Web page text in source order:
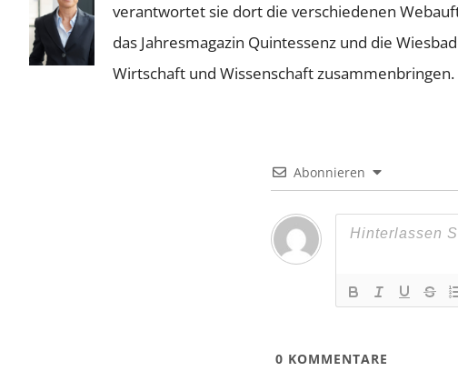
verantwortet sie dort die verschiedenen
das Jahresmagazin Quintessenz und die
Wirtschaft und Wissenschaft zusammenbringen.
Abonnieren
0 KOMMENTARE